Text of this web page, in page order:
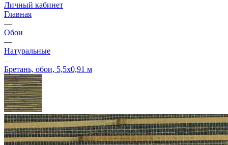
Личный кабинет
Главная
—
Обои
—
Натуральные
—
Бретань, обои, 5,5х0,91 м